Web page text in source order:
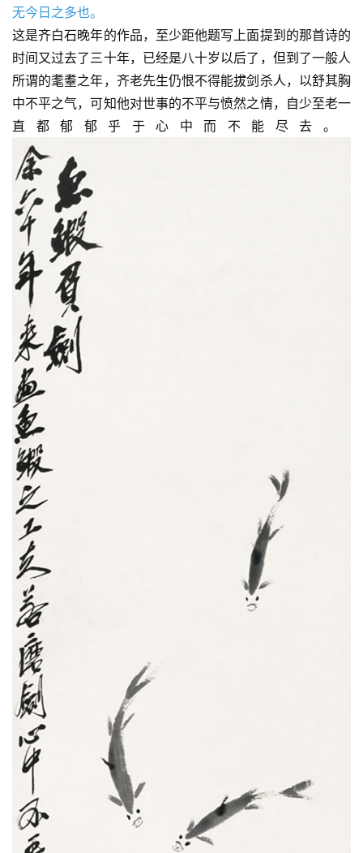
无今日之多也。
这是齐白石晚年的作品，至少距他题写上面提到的那首诗的
时间又过去了三十年，已经是八十岁以后了，但到了一般人
所谓的耄耋之年，齐老先生仍恨不得能拔剑杀人，以舒其胸
中不平之气，可知他对世事的不平与愤然之情，自少至老一
直都郁郁乎于心中而不能尽去。